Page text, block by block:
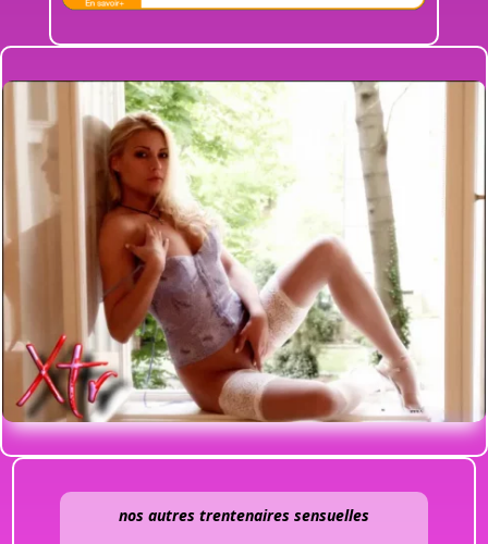
nos autres trentenaires sensuelles